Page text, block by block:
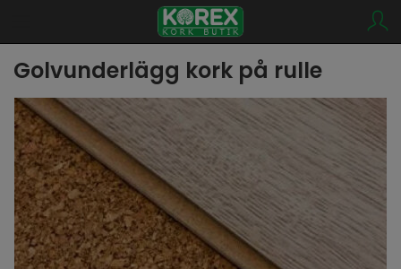
Golvunderlägg kork på rulle